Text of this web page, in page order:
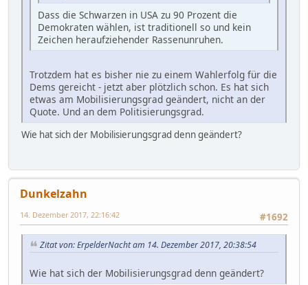
Dass die Schwarzen in USA zu 90 Prozent die
Demokraten wählen, ist traditionell so und kein
Zeichen heraufziehender Rassenunruhen.
Trotzdem hat es bisher nie zu einem Wahlerfolg für die
Dems gereicht - jetzt aber plötzlich schon. Es hat sich
etwas am Mobilisierungsgrad geändert, nicht an der
Quote. Und an dem Politisierungsgrad.
Wie hat sich der Mobilisierungsgrad denn geändert?
Dunkelzahn
#1692
14. Dezember 2017, 22:16:42
Zitat von: ErpelderNacht am 14. Dezember 2017, 20:38:54
Wie hat sich der Mobilisierungsgrad denn geändert?